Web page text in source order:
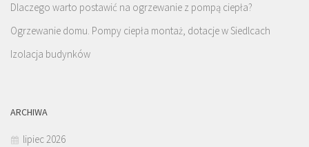
Dlaczego warto postawić na ogrzewanie z pompą ciepła?
Ogrzewanie domu. Pompy ciepła montaż, dotacje w Siedlcach
Izolacja budynków
ARCHIWA
lipiec 2026